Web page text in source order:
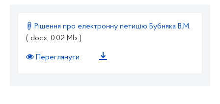
Рішення про електронну петицію Бубняка В.М.
( docx, 0.02 Mb )
Переглянути